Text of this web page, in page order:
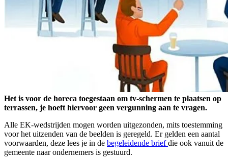
Het is voor de horeca toegestaan om tv-schermen te plaatsen op
terrassen, je hoeft hiervoor geen vergunning aan te vragen.
Alle EK-wedstrijden mogen worden uitgezonden, mits toestemming
voor het uitzenden van de beelden is geregeld. Er gelden een aantal
voorwaarden, deze lees je in de begeleidende briefdie ook vanuit de
gemeente naar ondernemers is gestuurd.